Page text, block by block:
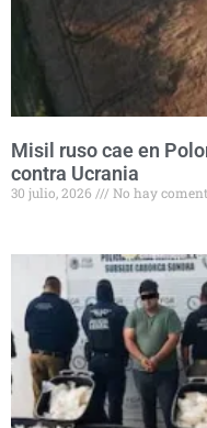
Misil ruso cae en
contra Ucrania
30 julio, 2026 No hay